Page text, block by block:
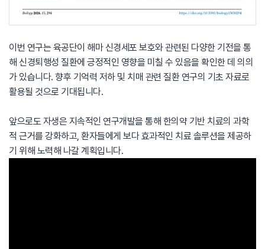
이번 연구는 육공단이 해마 신경세포 보호와 관련된 다양한 기전을 통
해 신경퇴행성 질환에 긍정적인 영향을 미칠 수 있음을 확인한 데 의의
가 있습니다. 향후 기억력 저하 및 치매 관련 질환 연구의 기초 자료로
활용될 것으로 기대됩니다.
앞으로도 자생은 지속적인 연구개발을 통해 한의약 기반 치료의 과학
적 근거를 강화하고, 환자들에게 보다 효과적인 치료 솔루션을 제공하
기 위해 노력해 나갈 계획입니다.